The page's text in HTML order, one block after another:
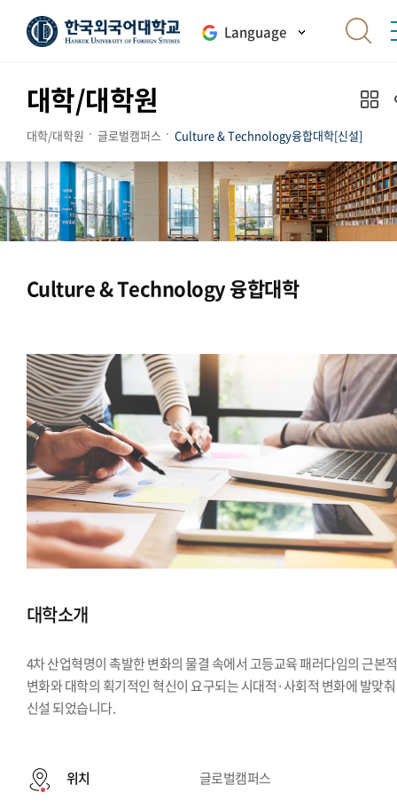
Language
대학/대학원
대학/대학원 글로벌캠퍼스 Culture & Technology융합대학[신설]
Culture & Technology 융합대학
대학소개
4차 산업혁명이 촉발한 변화의 물결 속에서 고등교육 패러다임의 근본적
변화와 대학의 획기적인 혁신이 요구되는 시대적·사회적 변화에 발맞춰
신설 되었습니다.
위치 글로벌캠퍼스